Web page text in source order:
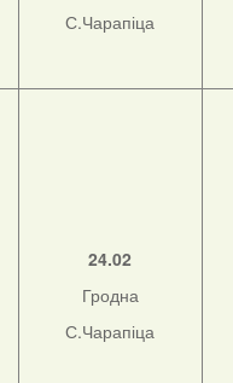
С.Чарапіца
24.02
Гродна
С.Чарапіца